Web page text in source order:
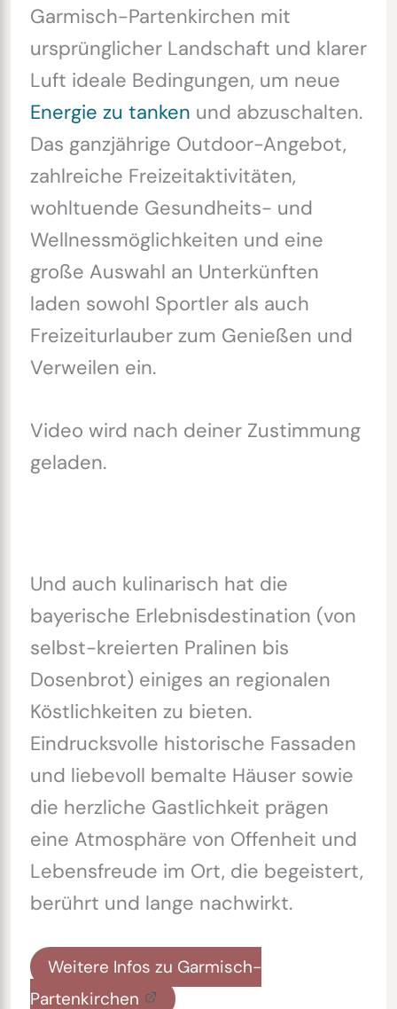
Garmisch-Partenkirchen mit
ursprünglicher Landschaft und klarer
Luft ideale Bedingungen, um neue
Energie zu tanken und abzuschalten.
Das ganzjährige Outdoor-Angebot,
zahlreiche Freizeitaktivitäten,
wohltuende Gesundheits- und
Wellnessmöglichkeiten und eine
große Auswahl an Unterkünften
laden sowohl Sportler als auch
Freizeiturlauber zum Genießen und
Verweilen ein.
Video wird nach deiner Zustimmung
geladen.
Und auch kulinarisch hat die
bayerische Erlebnisdestination (von
selbst-kreierten Pralinen bis
Dosenbrot) einiges an regionalen
Köstlichkeiten zu bieten.
Eindrucksvolle historische Fassaden
und liebevoll bemalte Häuser sowie
die herzliche Gastlichkeit prägen
eine Atmosphäre von Offenheit und
Lebensfreude im Ort, die begeistert,
berührt und lange nachwirkt.
Weitere Infos zu Garmisch-
Partenkirchen